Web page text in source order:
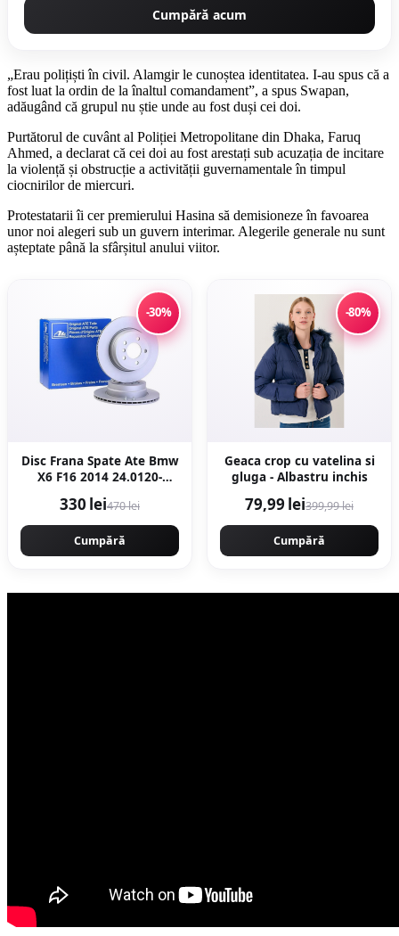
Cumpără acum
„Erau polițiști în civil. Alamgir le cunoștea identitatea. I-au spus că a
fost luat la ordin de la înaltul comandament”, a spus Swapan,
adăugând că grupul nu știe unde au fost duși cei doi.
Purtătorul de cuvânt al Poliției Metropolitane din Dhaka, Faruq
Ahmed, a declarat că cei doi au fost arestați sub acuzația de incitare
la violență și obstrucție a activității guvernamentale în timpul
ciocnirilor de miercuri.
Protestatarii îi cer premierului Hasina să demisioneze în favoarea
unor noi alegeri sub un guvern interimar. Alegerile generale nu sunt
așteptate până la sfârșitul anului viitor.
-30%
Disc Frana Spate Ate Bmw
X6 F16 2014 24.0120-
330 lei470 lei
Cumpără
-80%
Geaca crop cu vatelina si
gluga - Albastru inchis
79,99 lei399,99 lei
Cumpără